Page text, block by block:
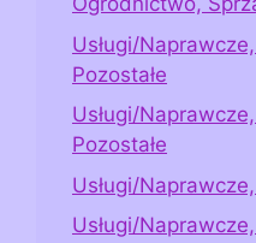
Usługi/
Pozostałe
Usługi/
Pozostałe
Usługi/
Usługi/